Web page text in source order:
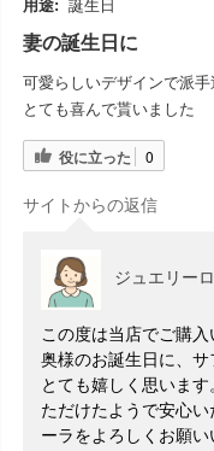
用途: 誕生日
妻の誕生日に
可愛らしいデザインで派手
とても喜んで貰いました
役に立った 0
サイトからの返信
ジュエリー
この度は当店でご購
奥様のお誕生日に、サ
とても嬉しく思いま
ただけたようで安心
ーラをよろしくお願い